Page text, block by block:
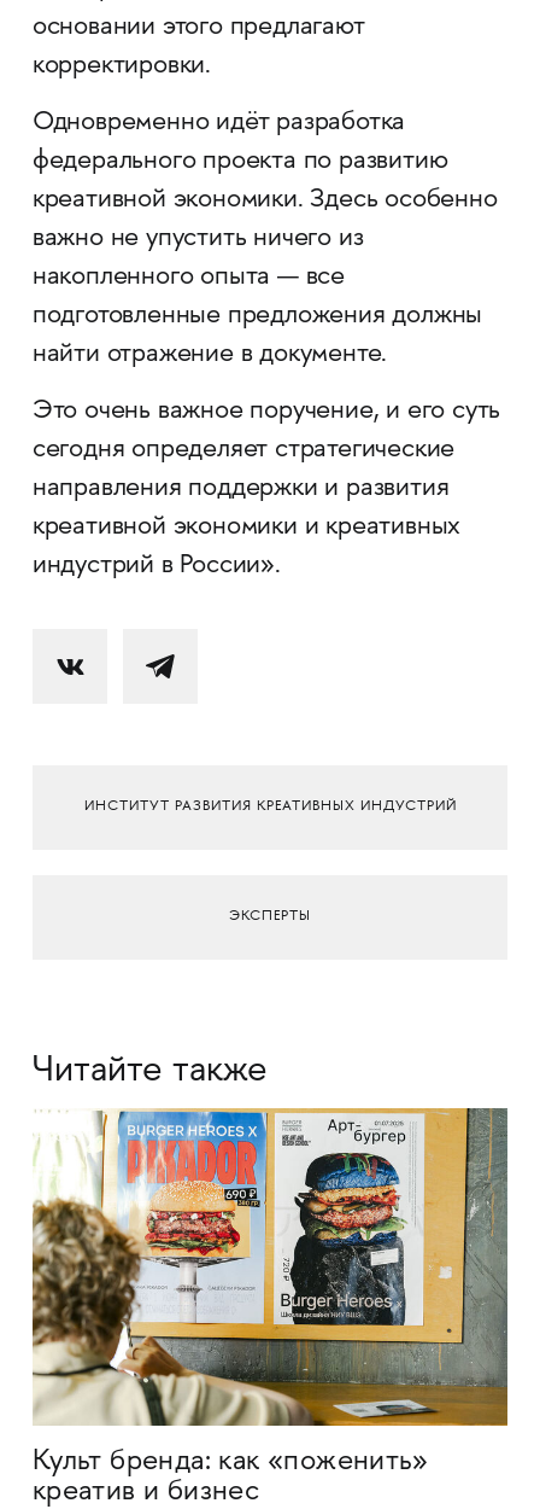
основании этого предлагают
корректировки.
Одновременно идёт разработка
федерального проекта по развитию
креативной экономики. Здесь особенно
важно не упустить ничего из
накопленного опыта — все
подготовленные предложения должны
найти отражение в документе.
Это очень важное поручение, и его суть
сегодня определяет стратегические
направления поддержки и развития
креативной экономики и креативных
индустрий в России».
ИНСТИТУТ РАЗВИТИЯ КРЕАТИВНЫХ ИНДУСТРИЙ
ЭКСПЕРТЫ
Читайте также
Культ бренда: как «поженить»
креатив и бизнес